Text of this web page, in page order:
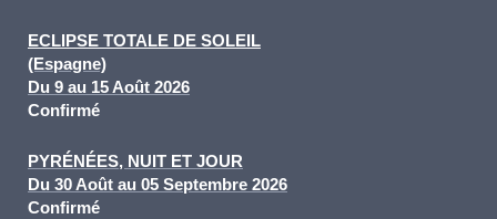
ECLIPSE TOTALE DE SOLEIL
(Espagne)
Du 9 au 15 Août 2026
Confirmé
PYRÉNÉES, NUIT ET JOUR
Du 30 Août au 05 Septembre 2026
Confirmé